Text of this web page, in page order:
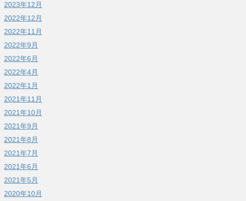
2023年12月
2022年12月
2022年11月
2022年9月
2022年6月
2022年4月
2022年1月
2021年11月
2021年10月
2021年9月
2021年8月
2021年7月
2021年6月
2021年5月
2020年10月